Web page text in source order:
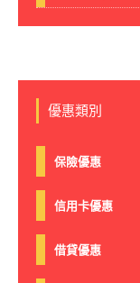
優惠類別
保險優惠
信用卡優惠
借貸優惠